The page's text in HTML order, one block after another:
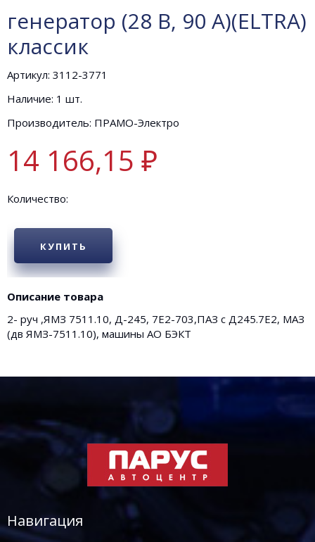
генератор (28 В, 90 А)(ELTRA)
классик
Артикул: 3112-3771
Наличие: 1 шт.
Производитель: ПРАМО-Электро
14 166,15 ₽
Количество:
КУПИТЬ
Описание товара
2- руч ,ЯМЗ 7511.10, Д-245, 7Е2-703,ПАЗ с Д245.7Е2, МАЗ
(дв ЯМЗ-7511.10), машины АО БЭКТ
Навигация